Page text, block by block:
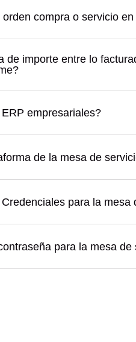
compra o servicio
de importe entre lo
empresariales?
de la mesa de
para la mesa
para la mesa de